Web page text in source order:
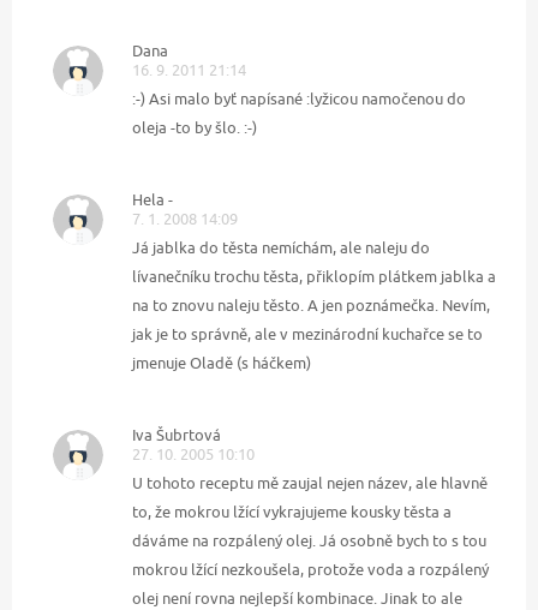
Dana
16. 9. 2011 21:14
:-) Asi malo byť napísané :lyžicou namočenou do
oleja -to by šlo. :-)
Hela -
7. 1. 2008 14:09
Já jablka do těsta nemíchám, ale naleju do
lívanečníku trochu těsta, přiklopím plátkem jablka a
na to znovu naleju těsto. A jen poznámečka. Nevím,
jak je to správně, ale v mezinárodní kuchařce se to
jmenuje Oladě (s háčkem)
Iva Šubrtová
27. 10. 2005 10:10
U tohoto receptu mě zaujal nejen název, ale hlavně
to, že mokrou lžící vykrajujeme kousky těsta a
dáváme na rozpálený olej. Já osobně bych to s tou
mokrou lžící nezkoušela, protože voda a rozpálený
olej není rovna nejlepší kombinace. Jinak to ale